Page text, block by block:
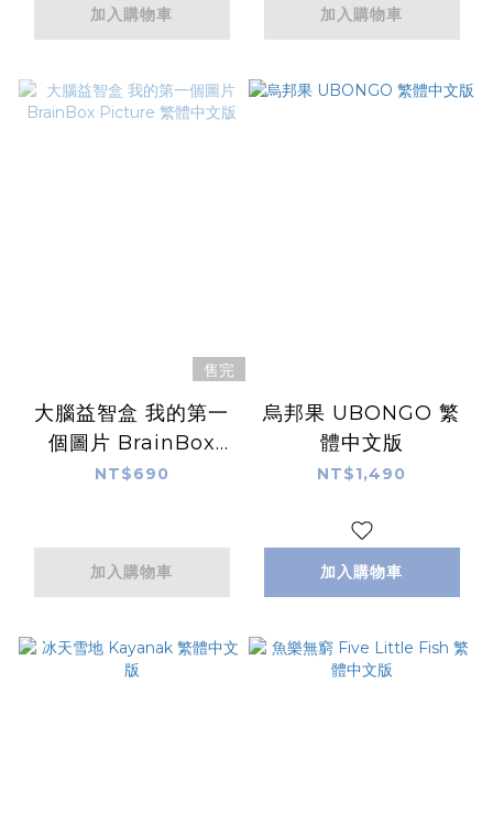
加入購物車 加入購物車
售完
大腦益智盒 我的第一
個圖片 BrainBox
Picture 繁體中文版
NT$690
加入購物車
烏邦果 UBONGO 繁
體中文版
NT$1,490
加入購物車